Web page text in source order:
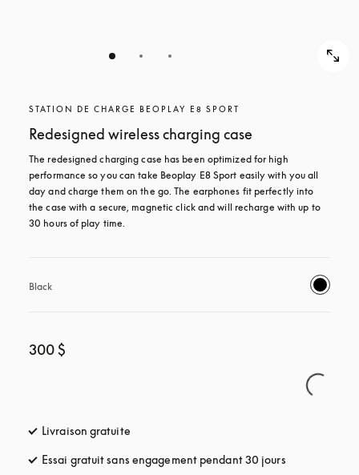
STATION DE CHARGE BEOPLAY E8 SPORT
Redesigned wireless charging case
The redesigned charging case has been optimized for high
performance so you can take Beoplay E8 Sport easily with you all
day and charge them on the go. The earphones fit perfectly into
the case with a secure, magnetic click and will recharge with up to
30 hours of play time.
Black
300 $
Livraison gratuite
Essai gratuit sans engagement pendant 30 jours